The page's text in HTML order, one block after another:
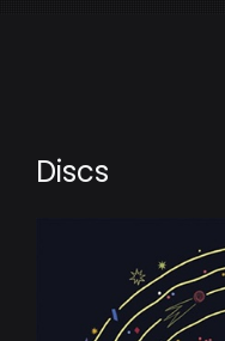
Discs